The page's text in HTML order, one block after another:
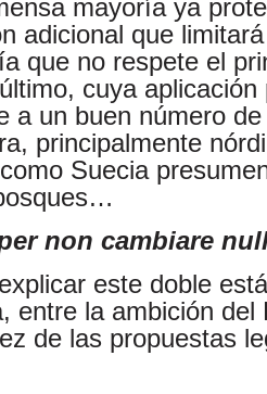
mayoría ya
adicional que
que no respete el
cuya aplicación
a un buen número
principalmente
Suecia
non cambiare
este doble
entre la ambición del
de las propuestas